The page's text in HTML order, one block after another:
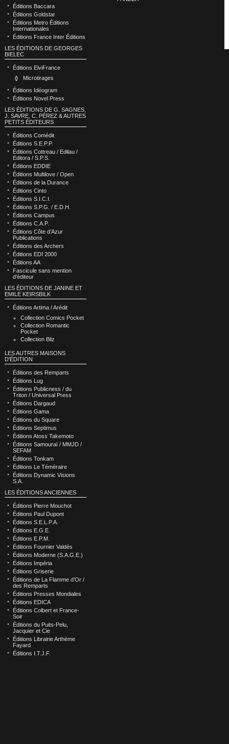
Éditions Baccara
Éditions Goldstar
Éditions Metro Éditions
Internationales
Éditions France Inter Éditions
LES ÉDITIONS DE GEORGES
BIELEC
Éditions ElviFrance
Microtirages
Éditions Idéogram
Éditions Novel Press
LES ÉDITIONS DE G. SAGNES,
J. SAVRE, C. PÉREZ & AUTRES
PETITS ÉDITEURS
Éditions Comédit
Éditions S.E.P.P.
Éditions Cottreau / Edilau /
Editora / S.P.S.
Éditions EDDIE
Éditions Multilove / Open
Éditions de la Durance
Éditions Cinto
Éditions S.I.C.I.
Éditions S.P.G. / E.D.H.
Éditions Campus
Éditions C.A.P.
Éditions Côte d’Azur
Publications
Éditions des Archers
Éditions EDI 2000
Éditions AA
Fascicule sans mention
d’éditeur
LES ÉDITIONS DE JANINE ET
EMILE KEIRSBILK
Éditions Artima / Arédit
Collection Comics Pocket
Collection Romantic
Pocket
Collection Bliz
LES AUTRES MAISONS
D'ÉDITION
Éditions des Remparts
Éditions Lug
Éditions Publicness / du
Triton / Universal Press
Éditions Dargaud
Éditions Gama
Éditions du Square
Éditions Septimus
Éditions Atoss Takemoto
Éditions Samouraï / MMJD /
SEFAM
Éditions Tonkam
Éditions Le Téméraire
Éditions Dynamic Visions
S.A.
LES ÉDITIONS ANCIENNES
Éditions Pierre Mouchot
Éditions Paul Dupont
Éditions S.E.L.P.A.
Éditions E.G.E.
Éditions E.P.M.
Éditions Fournier Valdès
Éditions Moderne (S.A.G.E.)
Éditions Impéria
Éditions Griserie
Éditions de La Flamme d’Or /
des Remparts
Éditions Presses Mondiales
Éditions EDICA
Éditions Colbert et France-
Soir
Éditions du Puits-Pelu,
Jacquier et Cie
Éditions Librairie Arthème
Fayard
Éditions I.T.J.F.